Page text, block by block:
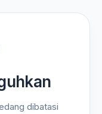
dibatasi